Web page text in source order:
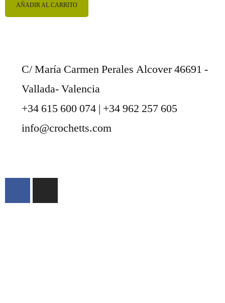
AÑADIR AL CARRITO
C/ María Carmen Perales Alcover 46691 -
Vallada- Valencia
+34 615 600 074 | +34 962 257 605
info@crochetts.com